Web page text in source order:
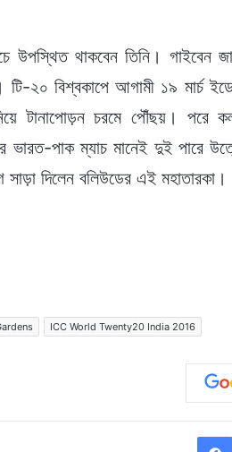
উপস্থিত থাকবেন তিনি। গাইবেন
টি-২০ বিশ্বকাপে আগামী ১৯ মার্চ
টানাপোড়ন চরমে পৌঁছয়। পরে
পাক ম্যাচ মানেই দুই পারে
সাড়া দিলেন বলিউডের এই
ICC World Twenty20 India 2016